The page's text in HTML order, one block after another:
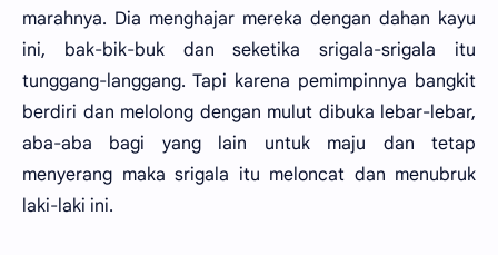
marahnya. Dia menghajar mereka dengan dahan kayu
ini, bak-bik-buk dan seketika srigala-srigala itu
tunggang-langgang. Tapi karena pemimpinnya bangkit
berdiri dan melolong dengan mulut dibuka lebar-lebar,
aba-aba bagi yang lain untuk maju dan tetap
menyerang maka srigala itu meloncat dan menubruk
laki-laki ini.